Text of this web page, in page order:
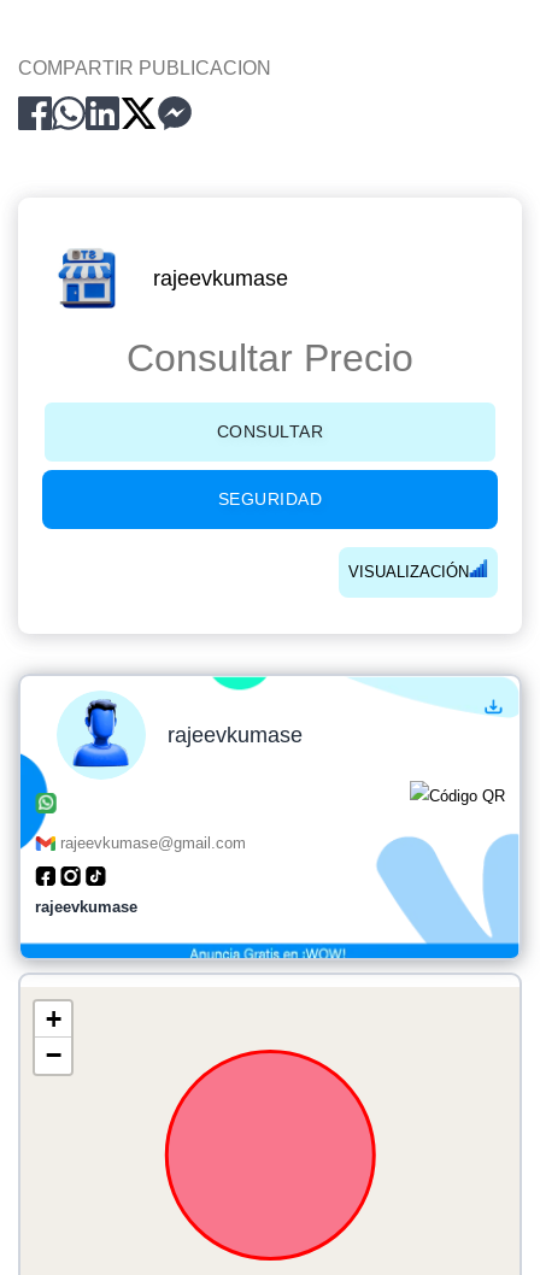
COMPARTIR PUBLICACION
rajeevkumase
Consultar Precio
CONSULTAR
SEGURIDAD
VISUALIZACIÓN
rajeevkumase
rajeevkumase@gmail.com
rajeevkumase
+
−